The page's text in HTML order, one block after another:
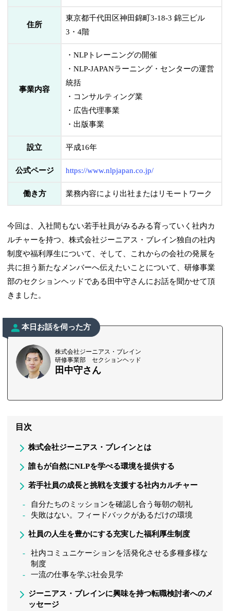
住所
東京都千代田区神田錦町3-18-3 錦三ビル
3・4階
事業内容
・NLPトレーニングの開催
・NLP-JAPANラーニング・センターの運営
統括
・コンサルティング業
・広告代理事業
・出版事業
設立 平成16年
公式ページ https://www.nlpjapan.co.jp/
働き方 業務内容により出社またはリモートワーク
今回は、入社間もない若手社員がみるみる育っていく社内カ
ルチャーを持つ、株式会社ジーニアス・ブレイン独自の社内
制度や福利厚生について、そして、これからの会社の発展を
共に担う新たなメンバーへ伝えたいことについて、研修事業
部のセクションヘッドである田中守さんにお話を聞かせて頂
きました。
本日お話を伺った方
株式会社ジーニアス・ブレイン
研修事業部 セクションヘッド
田中守さん
目次
株式会社ジーニアス・ブレインとは
誰もが自然にNLPを学べる環境を提供する
若手社員の成長と挑戦を支援する社内カルチャー
自分たちのミッションを確認し合う毎朝の朝礼
失敗はない。フィードバックがあるだけの環境
社員の人生を豊かにする充実した福利厚生制度
社内コミュニケーションを活発化させる多種多様な
制度
一流の仕事を学ぶ社会見学
ジーニアス・ブレインに興味を持つ転職検討者へのメ
ッセージ